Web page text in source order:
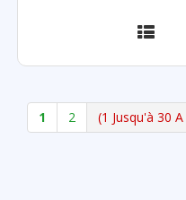
1 2 (1 Jusqu'à 30